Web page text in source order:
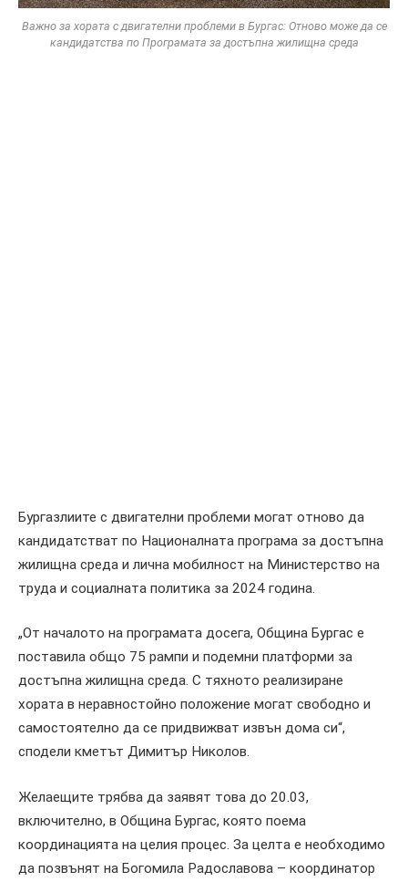
Важно за хората с двигателни проблеми в Бургас: Отново може да се
кандидатства по Програмата за достъпна жилищна среда
Бургазлиите с двигателни проблеми могат отново да
кандидатстват по Националната програма за достъпна
жилищна среда и лична мобилност на Министерство на
труда и социалната политика за 2024 година.
„От началото на програмата досега, Община Бургас е
поставила общо 75 рампи и подемни платформи за
достъпна жилищна среда. С тяхното реализиране
хората в неравностойно положение могат свободно и
самостоятелно да се придвижват извън дома си“,
сподели кметът Димитър Николов.
Желаещите трябва да заявят това до 20.03,
включително, в Община Бургас, която поема
координацията на целия процес. За целта е необходимо
да позвънят на Богомила Радославова – координатор